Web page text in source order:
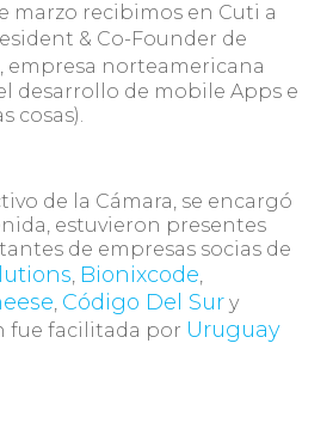
marzo recibimos en Cuti a
& Co-Founder de
, empresa norteamericana
desarrollo de mobile Apps e
cosas).
de la Cámara, se encargó
estuvieron presentes
de empresas socias de
, Bionixcode,
, Código Del Sur y
fue facilitada por Uruguay